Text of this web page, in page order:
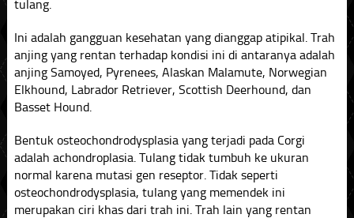
tulang.
Ini adalah gangguan kesehatan yang dianggap atipikal. Trah
anjing yang rentan terhadap kondisi ini di antaranya adalah
anjing Samoyed, Pyrenees, Alaskan Malamute, Norwegian
Elkhound, Labrador Retriever, Scottish Deerhound, dan
Basset Hound.
Bentuk osteochondrodysplasia yang terjadi pada Corgi
adalah achondroplasia. Tulang tidak tumbuh ke ukuran
normal karena mutasi gen reseptor. Tidak seperti
osteochondrodysplasia, tulang yang memendek ini
merupakan ciri khas dari trah ini. Trah lain yang rentan